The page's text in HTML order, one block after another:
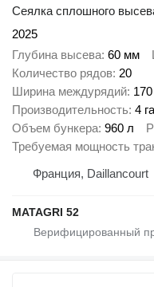
Сеялка сплошного
2025
Глубина высева 60 мм
Количество рядов 20
Ширина междурядий
Производительность 4
Объем бункера 960 л
Требуемая мощность
Франция, Daillancourt
MATAGRI 52